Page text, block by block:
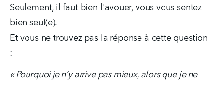
Seulement, il faut bien l'avouer, vous vous sentez
bien seul(e).
Et vous ne trouvez pas la réponse à cette question
:
« Pourquoi je n’y arrive pas mieux, alors que je ne